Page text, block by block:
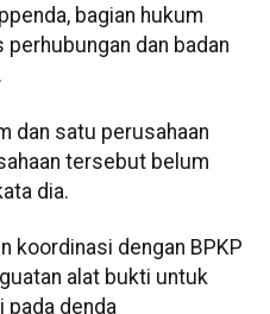
bagian hukum
dan badan
dan satu perusahaan
tersebut belum
dia.
koordinasi dengan BPKP
alat bukti untuk
pada denda